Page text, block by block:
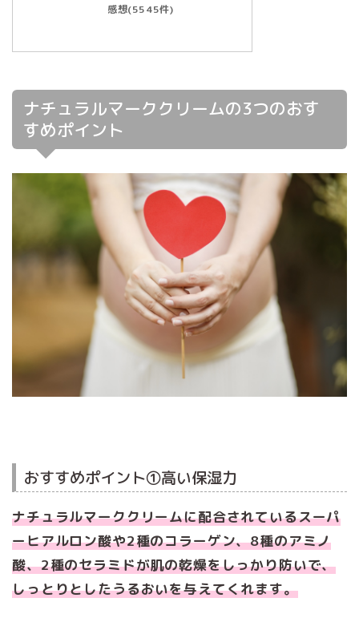
感想(5545件)
ナチュラルマーククリームの3つのおす
すめポイント
おすすめポイント①高い保湿力
ナチュラルマーククリームに配合されているスーパ
ーヒアルロン酸や2種のコラーゲン、8種のアミノ
酸、2種のセラミドが肌の乾燥をしっかり防いで、
しっとりとしたうるおいを与えてくれます。